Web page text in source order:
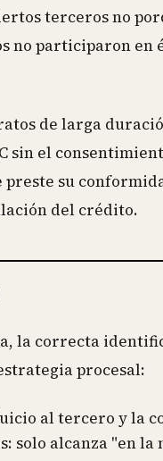
terceros no
no participaron en
de larga
sin el
preste su
del crédito.
la correcta
procesal:
al tercero y la
alcanza "en la